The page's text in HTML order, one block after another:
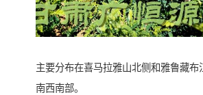
主要分布在喜马拉雅山北侧和雅鲁藏布
南西南部。